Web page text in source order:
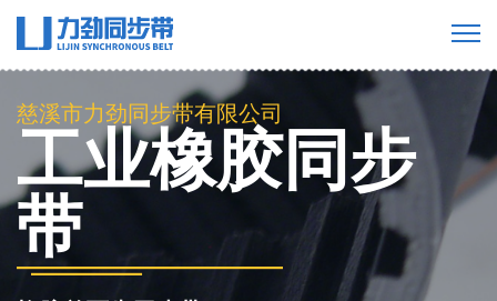
慈溪市力劲同步带有限公司
工业橡胶同步
带